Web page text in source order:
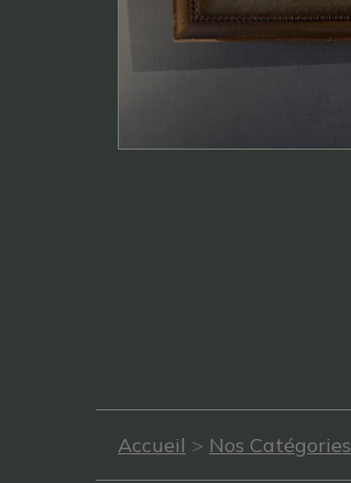
Accueil > Nos Catégories